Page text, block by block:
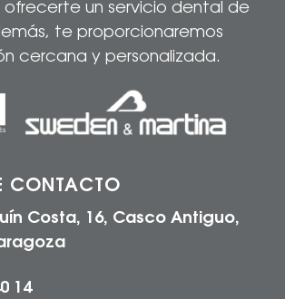
ofrecerteun servicio dental de
te proporcionaremos
cercana y personalizada.
CONTACTO
Costa, 16, Casco Antiguo,
14